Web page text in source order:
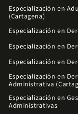
Especialización en
(Cartagena)
Especialización en
Especialización en
Especialización en
Especialización en
Administrativa
Especialización en
Administrativas